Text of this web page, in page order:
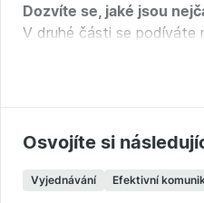
Dozvíte se, jaké jsou
V druhé části se podíváte
nejčastější manipulativní
soucitu nebo na to, když
Kurz tak nabízí
Na konci každého bloku
Tento kurz volně navazuje
Osvojíte si
Vyjednávání Efektivní